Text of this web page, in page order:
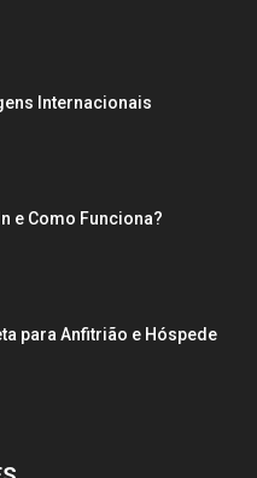
Internacionais
e Como Funciona?
para Anfitrião e Hóspede